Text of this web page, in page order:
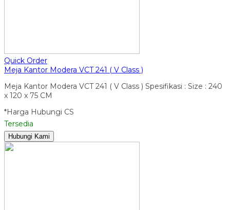
Quick Order
Meja Kantor Modera VCT 241 ( V Class )
Meja Kantor Modera VCT 241 ( V Class ) Spesifikasi : Size : 240
x 120 x 75 CM
*Harga Hubungi CS
Tersedia
Hubungi Kami